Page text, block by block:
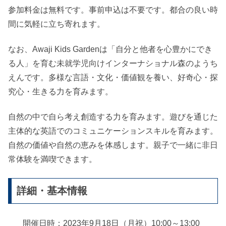
参加料金は無料です。事前申込は不要です。都合の良い時
間に気軽に立ち寄れます。
なお、Awaji Kids Gardenは「自分と他者を心豊かにでき
る人」を育む未就学児向けインターナショナル森のようち
えんです。多様な言語・文化・価値観を養い、好奇心・探
究心・生きる力を育みます。
自然の中で自ら考え創造する力を育みます。遊びを通じた
主体的な英語でのコミュニケーションスキルを育みます。
自然の価値や自然の恵みを体感します。親子で一緒に非日
常体験を満喫できます。
詳細・基本情報
開催日時：2023年9月18日（月祝）10:00～13:00